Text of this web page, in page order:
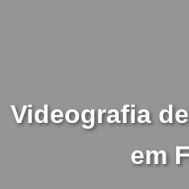
Videografia
em